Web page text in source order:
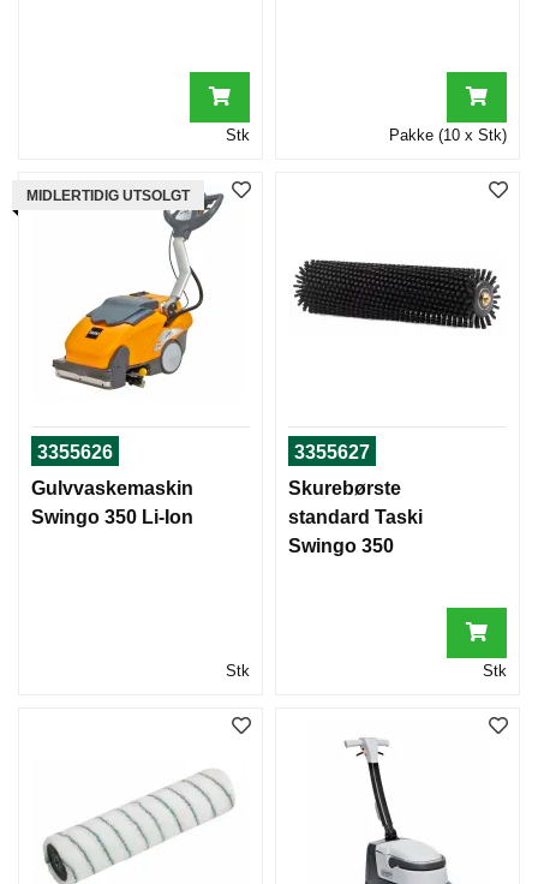
Stk Pakke (10 x Stk)
MIDLERTIDIG UTSOLGT
3355626
Gulvvaskemaskin
Swingo 350 Li-Ion
Stk
3355627
Skurebørste
standard Taski
Swingo 350
Stk